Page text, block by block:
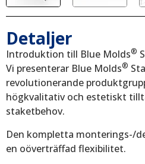
Detaljer
Introduktion till Blue Molds®
Vi presenterar Blue Molds®
revolutionerande
högkvalitativ och estetiskt
staketbehov.
Den kompletta monterings-/
en oöverträffad flexibilitet.